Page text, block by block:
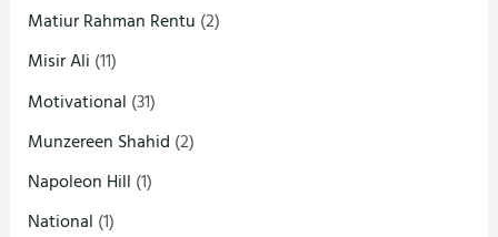
Matiur Rahman Rentu (2)
Misir Ali (11)
Motivational (31)
Munzereen Shahid (2)
Napoleon Hill (1)
National (1)